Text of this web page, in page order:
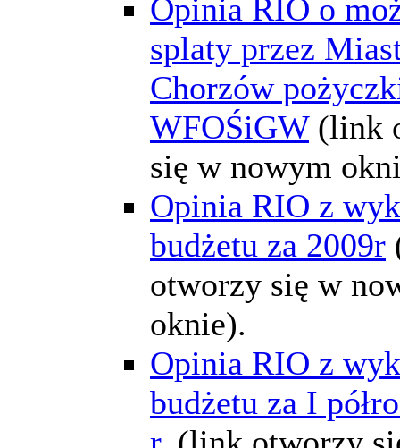
Opinia RIO o
splaty przez
Chorzów
WFOŚiGW (link
się w nowym
Opinia RIO z
budżetu za 2009r
otworzy się w
oknie).
Opinia RIO z
budżetu za I